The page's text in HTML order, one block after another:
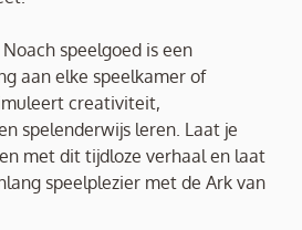
speelgoed is een
aan elke speelkamer of
creativiteit,
spelenderwijs leren. Laat je
met dit tijdloze verhaal en laat
speelplezier met de Ark van